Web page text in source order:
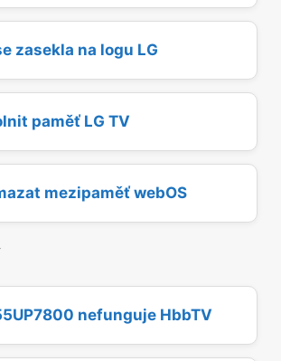
zasekla na logu LG
paměť LG TV
mezipaměť webOS
nefunguje HbbTV